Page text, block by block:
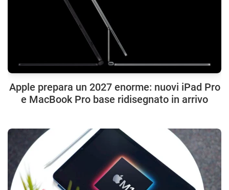
Apple prepara un 2027 enorme: nuovi iPad Pro
e MacBook Pro base ridisegnato in arrivo